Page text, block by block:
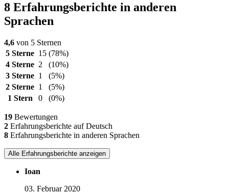
8 Erfahrungsberichte in anderen
Sprachen
4,6 von 5 Sternen
5 Sterne 15 (78%)
4 Sterne 2
(10%)
3 Sterne 1
(5%)
2 Sterne 1
(5%)
1 Stern
0 (0%)
19 Bewertungen
2 Erfahrungsberichte auf Deutsch
8 Erfahrungsberichte in anderen Sprachen
Alle Erfahrungsberichte anzeigen
Ioan
03. Februar 2020